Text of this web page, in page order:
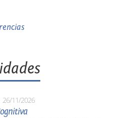
26/11/2026